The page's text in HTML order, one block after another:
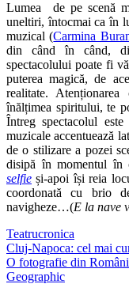
Lumea de pe scenă
uneltiri, întocmai ca în
muzical (Carmina
din când în când,
spectacolului poate fi
puterea magică, de
realitate.
înălțimea spiritului, te
Întreg spectacolul
muzicale accentuează
de o stilizare a pozei
disipă în momentul în
selfie și-apoi își reia
coordonată cu brio
navigheze…(E la nave
Teatrucronica
Post
navigation
Cluj-Napoca: cel mai
O fotografie din
Geographic